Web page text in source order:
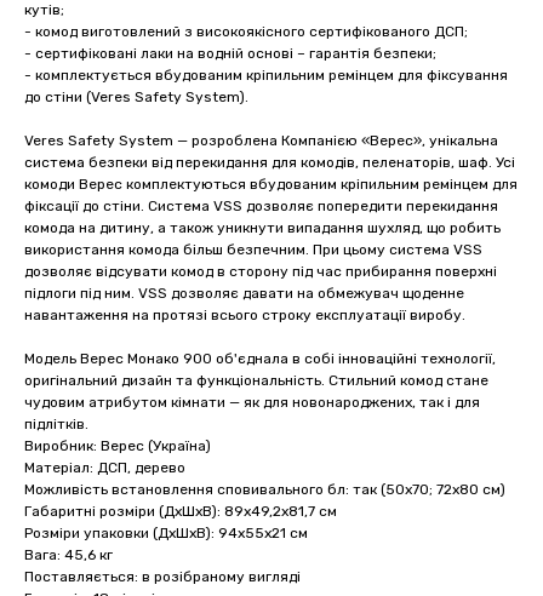
кутів;
- комод виготовлений з високоякісного сертифікованого ДСП;
- сертифіковані лаки на водній основі – гарантія безпеки;
- комплектується вбудованим кріпильним ремінцем для фіксування
до стіни (Veres Safety System).
Veres Safety System — розроблена Компанією «Верес», унікальна
система безпеки від перекидання для комодів, пеленаторів, шаф. Усі
комоди Верес комплектуються вбудованим кріпильним ремінцем для
фіксації до стіни. Система VSS дозволяє попередити перекидання
комода на дитину, а також уникнути випадання шухляд, що робить
використання комода більш безпечним. При цьому система VSS
дозволяє відсувати комод в сторону під час прибирання поверхні
підлоги під ним. VSS дозволяє давати на обмежувач щоденне
навантаження на протязі всього строку експлуатації виробу.
Модель Верес Монако 900 об'єднала в собі інноваційні технології,
оригінальний дизайн та функціональність. Стильний комод стане
чудовим атрибутом кімнати — як для новонароджених, так і для
підлітків.
Виробник: Верес (Україна)
Матеріал: ДСП, дерево
Можливість встановлення сповивального бл: так (50х70; 72х80 см)
Габаритні розміри (ДхШхВ): 89х49,2х81,7 см
Розміри упаковки (ДхШхВ): 94х55х21 см
Вага: 45,6 кг
Поставляється: в розібраному вигляді